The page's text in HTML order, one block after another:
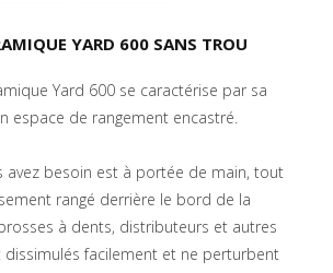
YARD 600 SANS TROU
Yard 600 se caractérise par sa
espace de rangement encastré.
avez besoin est à portée de main, tout
rangé derrière le bord de la
à dents, distributeurs et autres
facilement et ne perturbent